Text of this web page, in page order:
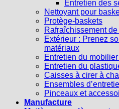
Entretien des
Nettoyant pour
Protège-baskets
Rafraîchissement
Extérieur : Prenez
matériaux
Entretien du mobilier
Entretien du
Caisses à cirer à
Ensembles
Pinceaux et
Manufacture